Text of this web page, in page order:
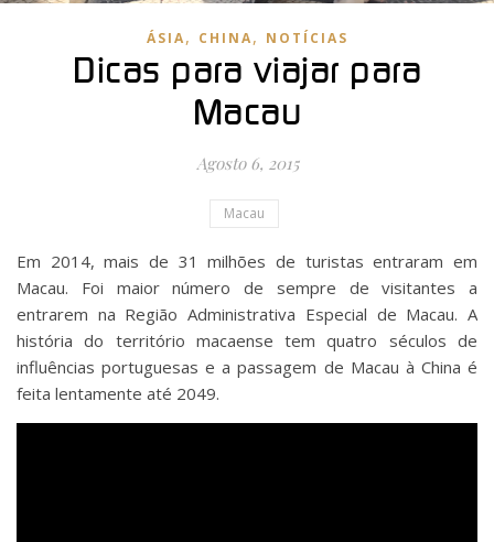
ÁSIA, CHINA, NOTÍCIAS
Dicas para viajar para
Macau
Agosto 6, 2015
Macau
Em 2014, mais de 31 milhões de turistas entraram em
Macau. Foi maior número de sempre de visitantes a
entrarem na Região Administrativa Especial de Macau. A
história do território macaense tem quatro séculos de
influências portuguesas e a passagem de Macau à China é
feita lentamente até 2049.